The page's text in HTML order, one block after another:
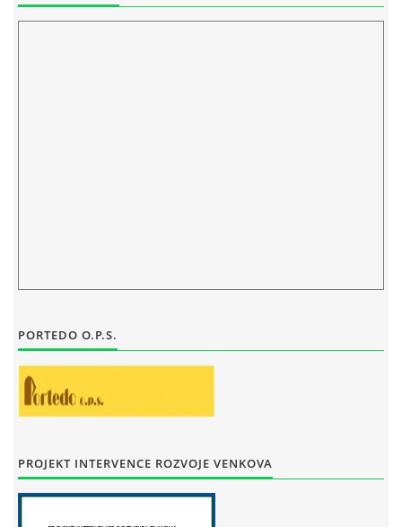
KOMENSKÉHO 196
© 2026 eStránky.cz |Tisk|Aktualizováno: 29. 7. 2026
PORTEDO O.P.S.
PROJEKT INTERVENCE ROZVOJE VENKOVA